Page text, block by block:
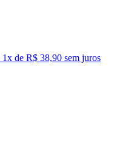
1x de R$ 38,90 sem juros